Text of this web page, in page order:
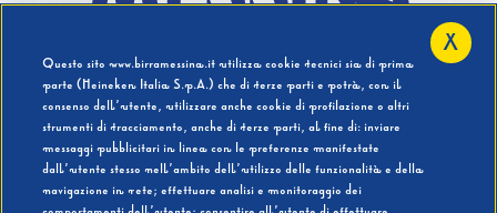
Hai compiuto 18 Anni?
SI NO
Questo sito www.birramessina.it utilizza cookie tecnici sia di prima
parte (Heineken Italia S.p.A.) che di terze parti e potrà, con il
consenso dell’utente, utilizzare anche cookie di profilazione o altri
strumenti di tracciamento, anche di terze parti, al fine di: inviare
messaggi pubblicitari in linea con le preferenze manifestate
dall’utente stesso nell’ambito dell’utilizzo delle funzionalità e della
navigazione in rete; effettuare analisi e monitoraggio dei
X